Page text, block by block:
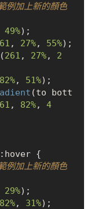
例加上新的顏色
49%);
, 27%, 55%);
(261 , 27%, 2
82%, 51%);
(to bott
, 82%, 4
:hover {
例加上新的顏色
29%);
82%, 31%);